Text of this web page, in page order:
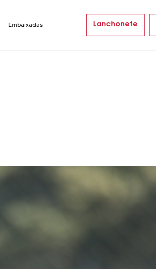
Embaixadas Lanchonete